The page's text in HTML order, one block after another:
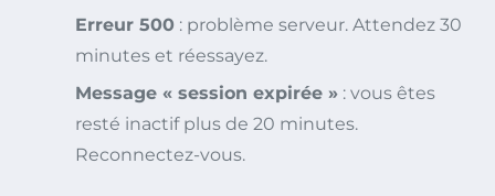
Erreur 500 : problème serveur. Attendez 30
minutes et réessayez.
Message « session expirée » : vous êtes
resté inactif plus de 20 minutes.
Reconnectez-vous.